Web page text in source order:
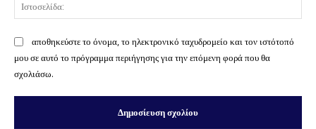
αποθηκεύστε το όνομα, το ηλεκτρονικό ταχυδρομείο και τον ιστότοπό
μου σε αυτό το πρόγραμμα περιήγησης για την επόμενη φορά που θα
σχολιάσω.